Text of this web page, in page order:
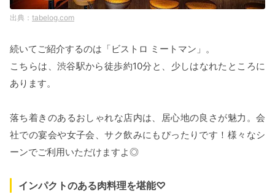
tabelog.com
続いてご紹介するのは「ビストロ ミートマン」。
こちらは、渋谷駅から徒歩約10分と、少しはなれたところに
あります。
落ち着きのあるおしゃれな店内は、居心地の良さが魅力。会
社での宴会や女子会、サク飲みにもぴったりです！様々なシ
ーンでご利用いただけますよ◎
インパクトのある肉料理を堪能♡